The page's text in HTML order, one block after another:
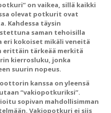
on vaikea, sillä kaikki
olevat potkurit ovat
Kahdessa täysin
saman tehoisilla
kokoiset mikäli veneitä
erittäin tärkeää merkitä
kierrosluku, jonka
suurin nopeus.
kanssa on yleensä
“vakiopotkuriksi”.
sopivan mahdollisimman
Vakiopotkuri ei siis